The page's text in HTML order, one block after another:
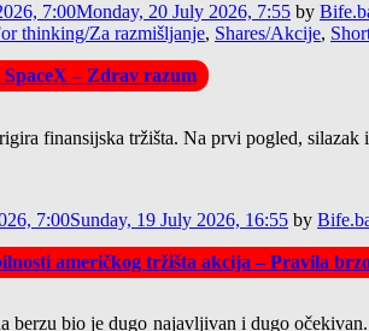
7:00Monday, 20 July 2026, 7:55 by
thinking/Za razmišljanje, Shares/Akcije,
– Zdrav razum
finansijska tržišta. Na prvi pogled,
7:00Sunday, 19 July 2026, 16:55 by
američkog tržišta akcija – Pravila
berzu bio je dugo najavljivan i dugo